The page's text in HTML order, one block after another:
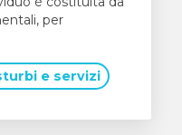
per
e servizi